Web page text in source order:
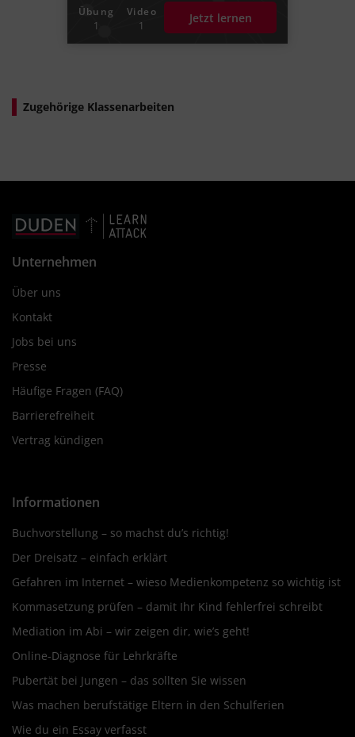
Übung
1
Video
1
Jetzt lernen
Zugehörige Klassenarbeiten
Unternehmen
Über uns
Kontakt
Jobs bei uns
Presse
Häufige Fragen (FAQ)
Barrierefreiheit
Vertrag kündigen
Informationen
Buchvorstellung – so machst du’s richtig!
Der Dreisatz – einfach erklärt
Gefahren im Internet – wieso Medienkompetenz so wichtig ist
Kommasetzung prüfen – damit Ihr Kind fehlerfrei schreibt
Mediation im Abi – wir zeigen dir, wie’s geht!
Online-Diagnose für Lehrkräfte
Pubertät bei Jungen – das sollten Sie wissen
Was machen berufstätige Eltern in den Schulferien
Wie du ein Essay verfasst